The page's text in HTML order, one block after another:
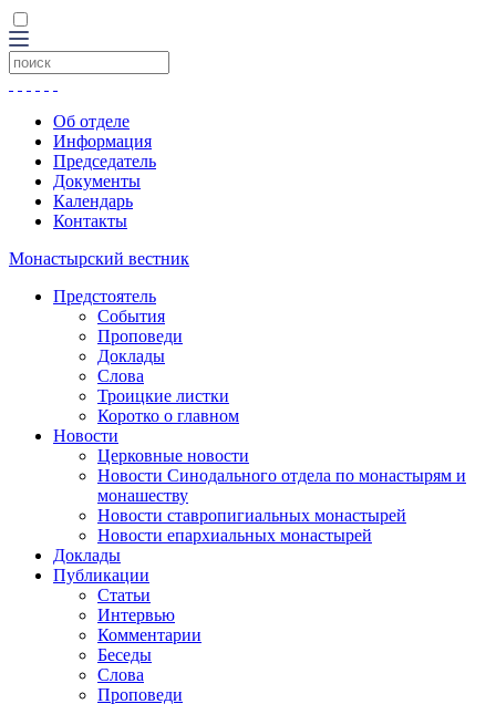
Об отделе
Информация
Председатель
Документы
Календарь
Контакты
Монастырский вестник
Предстоятель
События
Проповеди
Доклады
Слова
Троицкие листки
Коротко о главном
Новости
Церковные новости
Новости Синодального отдела по монастырям и
монашеству
Новости ставропигиальных монастырей
Новости епархиальных монастырей
Доклады
Публикации
Статьи
Интервью
Комментарии
Беседы
Слова
Проповеди